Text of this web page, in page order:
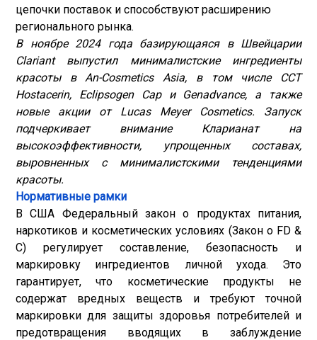
цепочки поставок и способствуют расширению
регионального рынка.
В ноябре 2024 года базирующаяся в Швейцарии
Clariant выпустил минималистские ингредиенты
красоты в An-Cosmetics Asia, в том числе CCT
Hostacerin, Eclipsogen Cap и Genadvance, а также
новые акции от Lucas Meyer Cosmetics. Запуск
подчеркивает внимание Кларианат на
высокоэффективности, упрощенных составах,
выровненных с минималистскими тенденциями
красоты.
Нормативные рамки
В США Федеральный закон о продуктах питания,
наркотиков и косметических условиях (Закон о FD &
C) регулирует составление, безопасность и
маркировку ингредиентов личной ухода. Это
гарантирует, что косметические продукты не
содержат вредных веществ и требуют точной
маркировки для защиты здоровья потребителей и
предотвращения вводящих в заблуждение